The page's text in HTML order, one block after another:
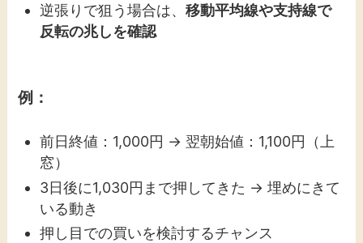
逆張りで狙う場合は、移動平均線や支持線で
反転の兆しを確認
例：
前日終値：1,000円 → 翌朝始値：1,100円（上
窓）
3日後に1,030円まで押してきた → 埋めにきて
いる動き
押し目での買いを検討するチャンス